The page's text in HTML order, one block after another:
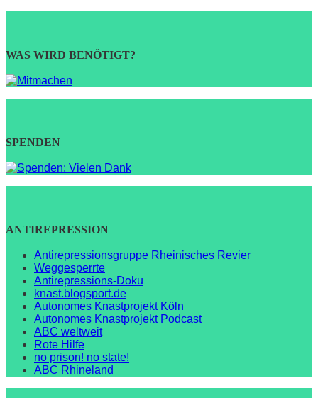
WAS WIRD BENÖTIGT?
SPENDEN
ANTIREPRESSION
Antirepressionsgruppe Rheinisches Revier
Weggesperrte
Antirepressions-Doku
knast.blogsport.de
Autonomes Knastprojekt Köln
Autonomes Knastprojekt Podcast
ABC weltweit
Rote Hilfe
no prison! no state!
ABC Rhineland